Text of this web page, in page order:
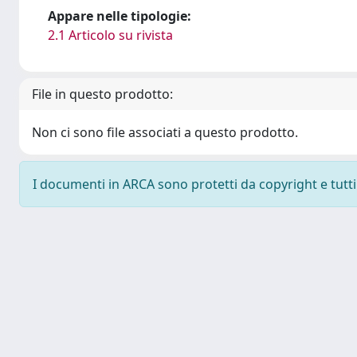
Appare nelle tipologie:
2.1 Articolo su rivista
File in questo prodotto:
Non ci sono file associati a questo prodotto.
I documenti in ARCA sono protetti da copyright e